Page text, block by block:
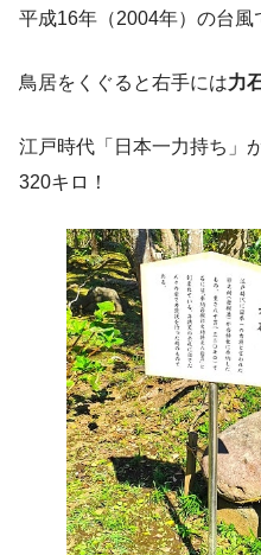
平成16年（2004年）の台風
鳥居をくぐると右手には力
江戸時代「日本一力持ち」
320キロ！